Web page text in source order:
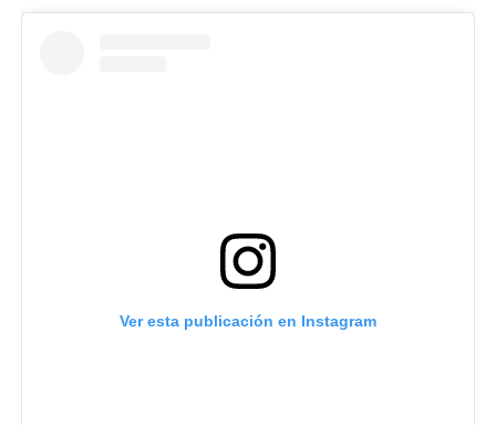
Ver esta publicación en Instagram